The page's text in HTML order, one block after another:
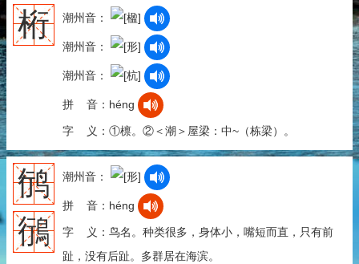
桁 潮州音：
潮州音：
潮州音：
拼 音：héng
字 义：①檩。②＜潮＞屋梁：中~（栋梁）。
鸻
鴴
潮州音：
拼 音：héng
字 义：鸟名。种类很多，身体小，嘴短而直，只有前
趾，没有后趾。多群居在海滨。